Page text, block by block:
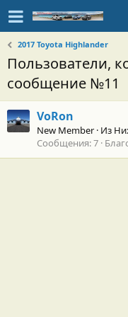
2017 Toyota Highlander
Пользователи,
сообщение №11
VoRon
New Member · Из
Сообщения 7